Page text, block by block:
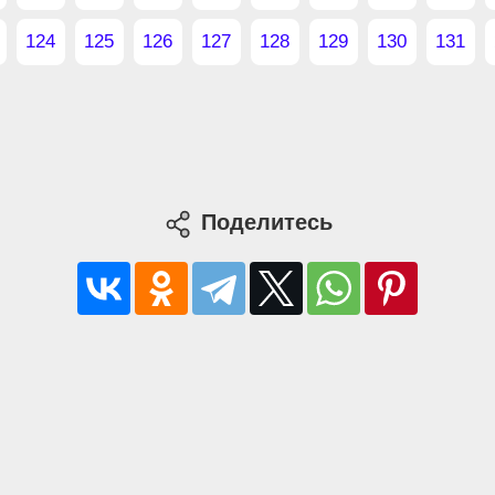
124 125 126 127 128 129 130 131
Поделитесь